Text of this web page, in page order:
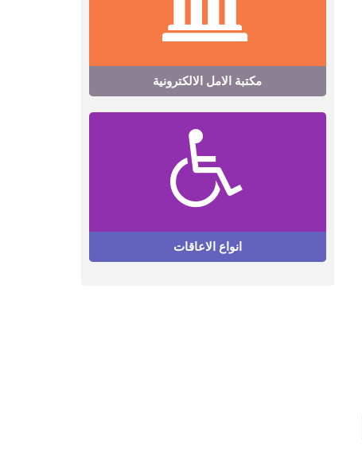
مكتبة الامل الالكترونية
انواع الاعاقات